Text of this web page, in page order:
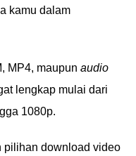
kamu dalam
MP4, maupun audio
lengkap mulai dari
1080p.
pilihan download video